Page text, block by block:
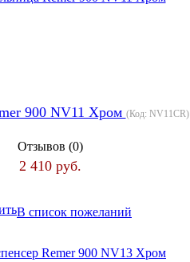
900 NV11 Хром (Код: NV11CR)
Отзывов (0)
2 410 руб.
В список пожеланий